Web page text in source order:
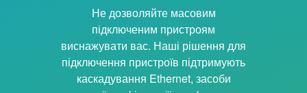
Не дозволяйте масовим
підключеним пристроям
виснажувати вас. Наші рішення для
підключення пристроїв підтримують
каскадування Ethernet, засоби